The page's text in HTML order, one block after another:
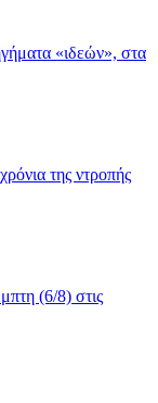
«ιδεών», στα
της ντροπής
(6/8) στις